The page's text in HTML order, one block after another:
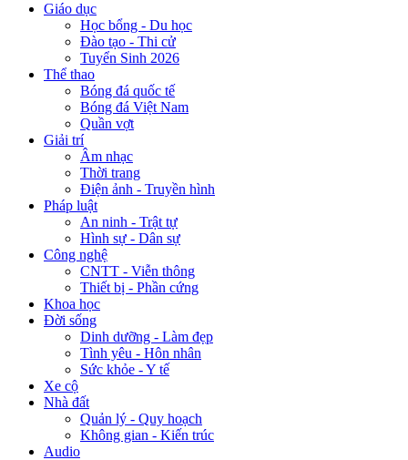
Giáo dục
Học bổng - Du học
Đào tạo - Thi cử
Tuyển Sinh 2026
Thể thao
Bóng đá quốc tế
Bóng đá Việt Nam
Quần vợt
Giải trí
Âm nhạc
Thời trang
Điện ảnh - Truyền hình
Pháp luật
An ninh - Trật tự
Hình sự - Dân sự
Công nghệ
CNTT - Viễn thông
Thiết bị - Phần cứng
Khoa học
Đời sống
Dinh dưỡng - Làm đẹp
Tình yêu - Hôn nhân
Sức khỏe - Y tế
Xe cộ
Nhà đất
Quản lý - Quy hoạch
Không gian - Kiến trúc
Audio